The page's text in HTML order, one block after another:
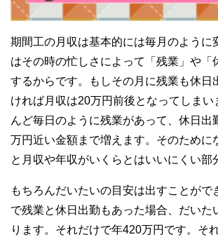
期間工の月収は基本的には毎月のように
はその時の忙しさによって「残業」や「
するからです。もしその月に残業も休日
ければ月収は20万円前後となってしまい
んど毎日のように残業があって、休日出
万円近い金額まで増えます。そのために
と月収や年収がいくらとはいいにくい部
もちろんだいたいの目安は出すことがで
で残業と休日出勤もあった場合、だいた
ります。それだけで年420万円です。そ